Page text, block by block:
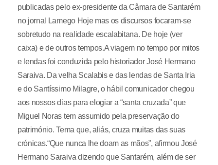
publicadas pelo ex-presidente da Câmara de Santarém
no jornal Lamego Hoje mas os discursos focaram-se
sobretudo na realidade escalabitana. De hoje (ver
caixa) e de outros tempos.A viagem no tempo por mitos
e lendas foi conduzida pelo historiador José Hermano
Saraiva. Da velha Scalabis e das lendas de Santa Iria
e do Santíssimo Milagre, o hábil comunicador chegou
aos nossos dias para elogiar a “santa cruzada” que
Miguel Noras tem assumido pela preservação do
património. Tema que, aliás, cruza muitas das suas
crónicas.“Que nunca lhe doam as mãos”, afirmou José
Hermano Saraiva dizendo que Santarém, além de ser